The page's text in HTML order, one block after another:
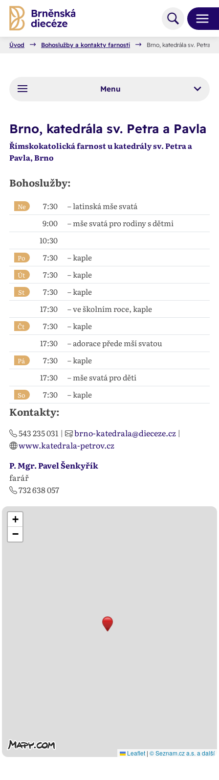
Úvod Bohoslužby a kontakty farností Brno, katedrála sv. Petra a
Menu
Brno, katedrála sv. Petra a Pavla
Římskokatolická farnost u katedrály sv. Petra a
Pavla, Brno
Bohoslužby:
Ne 7:30
– latinská mše svatá
9:00
– mše svatá pro rodiny s dětmi
10:30
Po 7:30 – kaple
Út 7:30 – kaple
St 7:30
– kaple
17:30
– ve školním roce, kaple
Čt 7:30
– kaple
17:30
– adorace přede mší svatou
Pá 7:30
– kaple
17:30
– mše svatá pro děti
So 7:30 – kaple
Kontakty:
543 235 031 | brno-katedrala@dieceze.cz |
www.katedrala-petrov.cz
P. Mgr. Pavel Šenkyřík
farář
732 638 057
+
−
Leaflet | © Seznam.cz a.s. a další